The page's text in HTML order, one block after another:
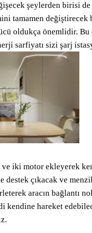
şeylerden birisi
tamamen değiştirecek
oldukça önemlidir.
sarfiyatı sizi şarj
iki motor ekleyerek
destek çıkacak ve
aracın bağlantı
hareket